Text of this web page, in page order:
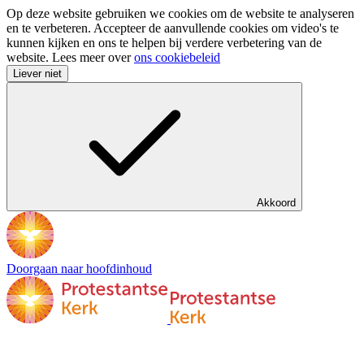
Op deze website gebruiken we cookies om de website te analyseren
en te verbeteren. Accepteer de aanvullende cookies om video's te
kunnen kijken en ons te helpen bij verdere verbetering van de
website. Lees meer overons cookiebeleid
Liever niet
Akkoord
Doorgaan naar hoofdinhoud